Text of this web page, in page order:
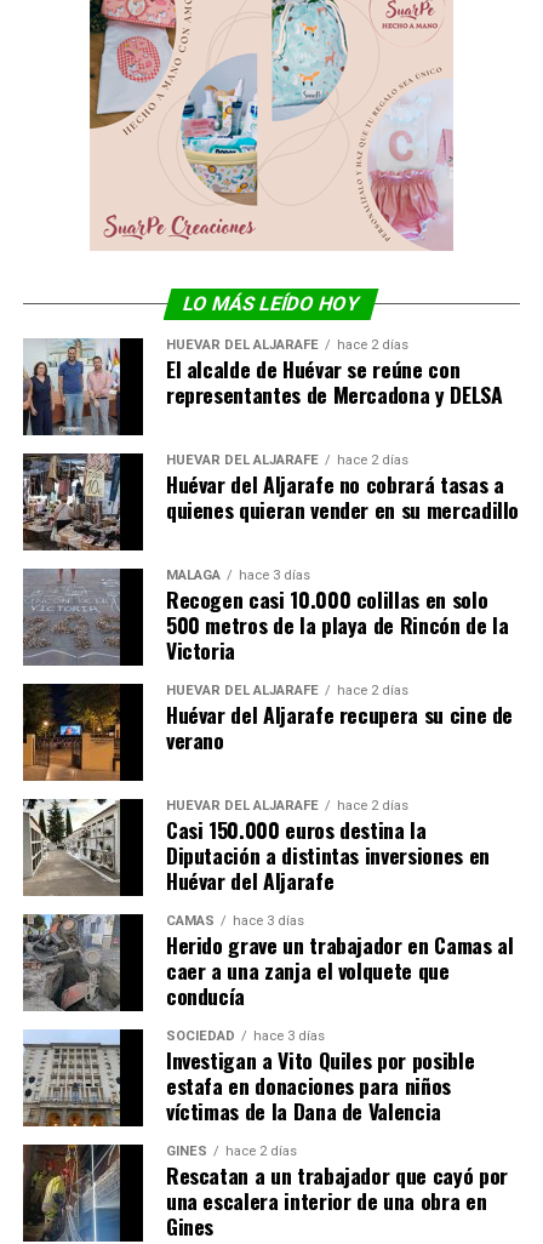
LO MÁS LEÍDO HOY
HUÉVAR DEL ALJARAFE hace 2 días
El alcalde de Huévar se reúne con
representantes de Mercadona y DELSA
HUÉVAR DEL ALJARAFE hace 2 días
Huévar del Aljarafe no cobrará tasas a
quienes quieran vender en su mercadillo
MÁLAGA hace 3 días
Recogen casi 10.000 colillas en solo
500 metros de la playa de Rincón de la
Victoria
HUÉVAR DEL ALJARAFE hace 2 días
Huévar del Aljarafe recupera su cine de
verano
HUÉVAR DEL ALJARAFE hace 2 días
Casi 150.000 euros destina la
Diputación a distintas inversiones en
Huévar del Aljarafe
CAMAS hace 3 días
Herido grave un trabajador en Camas al
caer a una zanja el volquete que
conducía
SOCIEDAD hace 3 días
Investigan a Vito Quiles por posible
estafa en donaciones para niños
víctimas de la Dana de Valencia
GINES hace 2 días
Rescatan a un trabajador que cayó por
una escalera interior de una obra en
Gines